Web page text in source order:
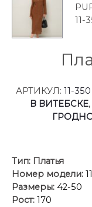
АРТИКУЛ: 11-350
В ВИТЕБСКЕ,
Тип: Платья
Номер модели:
Размеры: 42-50
Рост: 170